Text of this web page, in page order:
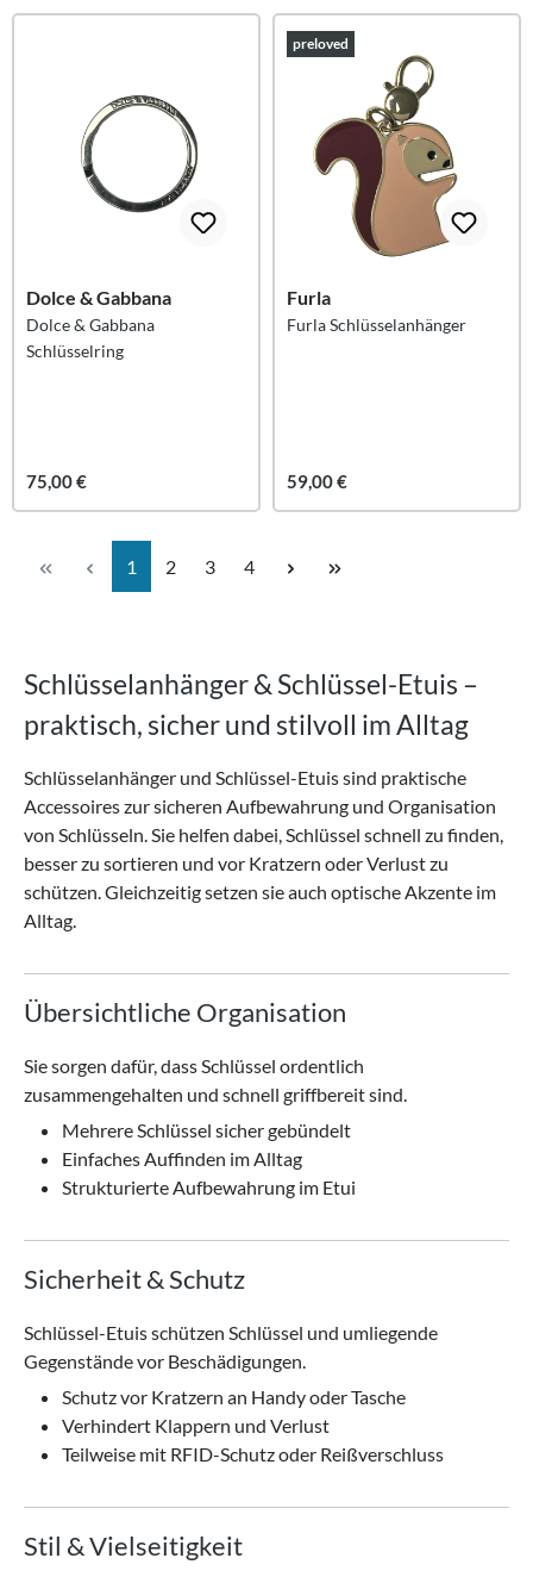
Dolce & Gabbana
Dolce & Gabbana
Schlüsselring
75,00 €
preloved
Furla
Furla Schlüsselanhänger
59,00 €
Seite
1 Seite
2 Seite
3 Seite
4
Schlüsselanhänger & Schlüssel-Etuis –
praktisch, sicher und stilvoll im Alltag
Schlüsselanhänger und Schlüssel-Etuis sind praktische
Accessoires zur sicheren Aufbewahrung und Organisation
von Schlüsseln. Sie helfen dabei, Schlüssel schnell zu finden,
besser zu sortieren und vor Kratzern oder Verlust zu
schützen. Gleichzeitig setzen sie auch optische Akzente im
Alltag.
Übersichtliche Organisation
Sie sorgen dafür, dass Schlüssel ordentlich
zusammengehalten und schnell griffbereit sind.
Mehrere Schlüssel sicher gebündelt
Einfaches Auffinden im Alltag
Strukturierte Aufbewahrung im Etui
Sicherheit & Schutz
Schlüssel-Etuis schützen Schlüssel und umliegende
Gegenstände vor Beschädigungen.
Schutz vor Kratzern an Handy oder Tasche
Verhindert Klappern und Verlust
Teilweise mit RFID-Schutz oder Reißverschluss
Stil & Vielseitigkeit